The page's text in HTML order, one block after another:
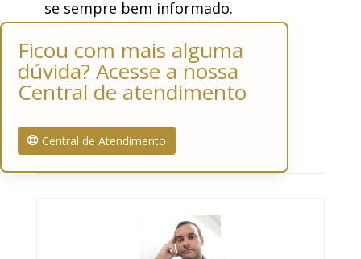
se sempre bem informado.
Ficou com mais alguma
dúvida? Acesse a nossa
Central de atendimento
Central de Atendimento